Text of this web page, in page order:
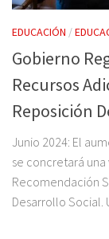
EDUCACIÓN /
Gobierno
Recursos
Reposición
Junio 2024: El
se concretará
Recomendación
Desarrollo Social.